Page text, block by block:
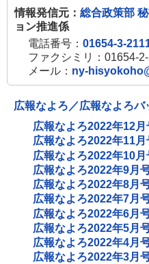
情報発信元： 総合政策部
ョン推進係
電話番号： 01654-3-
ファクシミリ：01654-
メール： ny-
広報なよろ／広報なよろバ
広報なよろ2022年12月
広報なよろ2022年11月
広報なよろ2022年10月
広報なよろ2022年9月
広報なよろ2022年8月
広報なよろ2022年7月
広報なよろ2022年6月
広報なよろ2022年5月
広報なよろ2022年4月
広報なよろ2022年3月